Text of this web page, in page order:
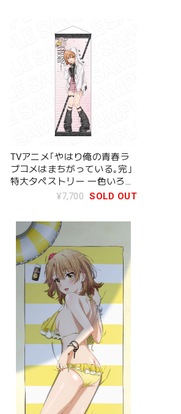
TVアニメ｢やはり俺の青春ラ
ブコメはまちがっている｡完｣
特大タペストリー 一色いろは
サブカルファッション ver.
¥7,700 SOLD OUT